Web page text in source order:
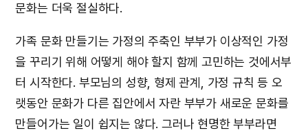
문화는 더욱 절실하다.
가족 문화 만들기는 가정의 주축인 부부가 이상적인 가정
을 꾸리기 위해 어떻게 해야 할지 함께 고민하는 것에서부
터 시작한다. 부모님의 성향, 형제 관계, 가정 규칙 등 오
랫동안 문화가 다른 집안에서 자란 부부가 새로운 문화를
만들어가는 일이 쉽지는 않다. 그러나 현명한 부부라면